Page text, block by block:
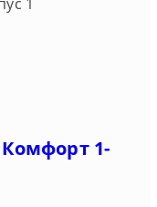
1-